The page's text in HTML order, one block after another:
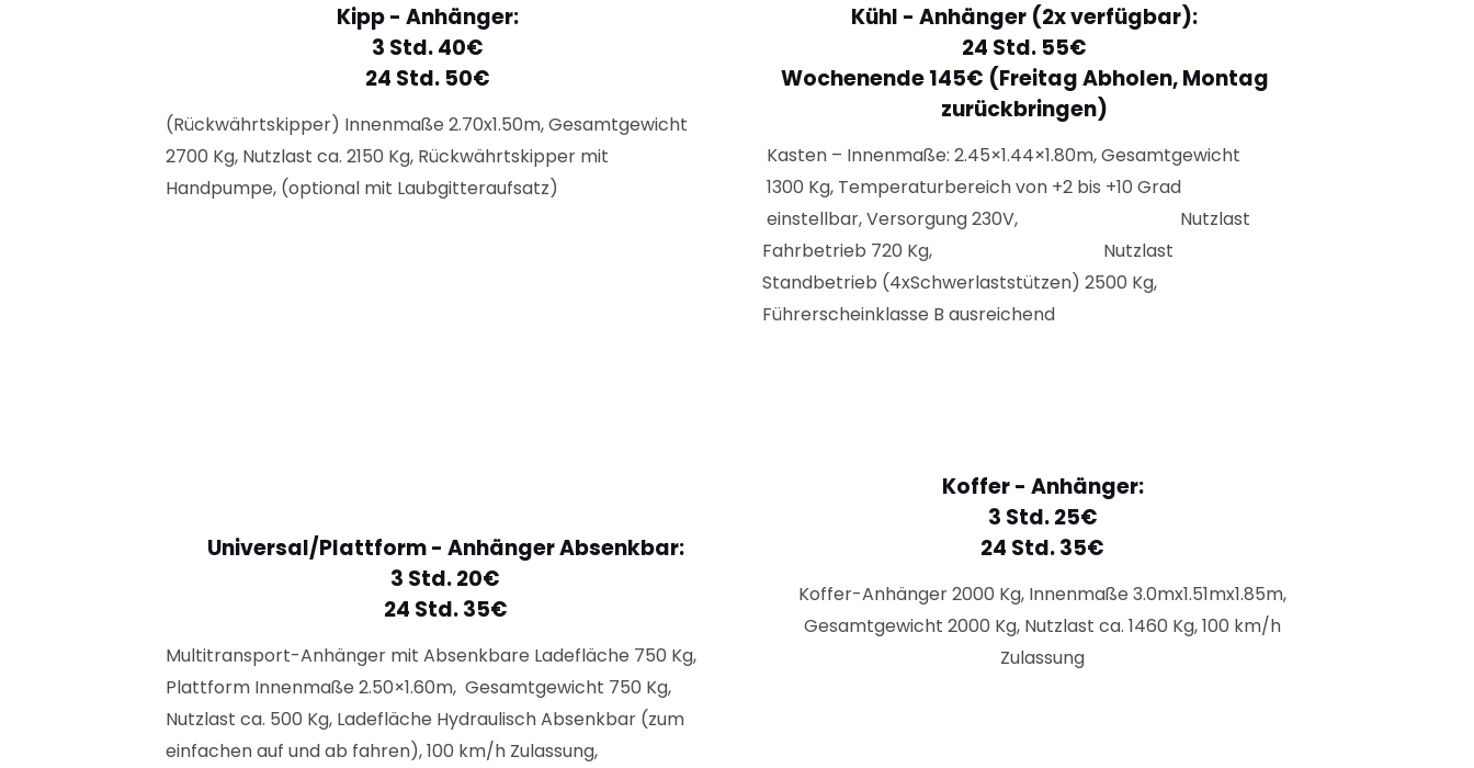
Kipp - Anhänger:
3 Std. 40€
24 Std. 50€
(Rückwährtskipper) Innenmaße 2.70x1.50m, Gesamtgewicht
2700 Kg, Nutzlast ca. 2150 Kg, Rückwährtskipper mit
Handpumpe, (optional mit Laubgitteraufsatz)
Kühl - Anhänger (2x verfügbar):
24 Std. 55€
Wochenende 145€ (Freitag Abholen, Montag
zurückbringen)
Kasten – Innenmaße: 2.45×1.44×1.80m, Gesamtgewicht
1300 Kg, Temperaturbereich von +2 bis +10 Grad
einstellbar, Versorgung 230V, Nutzlast
Fahrbetrieb 720 Kg, Nutzlast
Standbetrieb (4xSchwerlaststützen) 2500 Kg,
Führerscheinklasse B ausreichend
Universal/Plattform - Anhänger Absenkbar:
3 Std. 20€
24 Std. 35€
Multitransport-Anhänger mit Absenkbare Ladefläche 750 Kg,
Plattform Innenmaße 2.50×1.60m, Gesamtgewicht 750 Kg,
Nutzlast ca. 500 Kg, Ladefläche Hydraulisch Absenkbar (zum
einfachen auf und ab fahren), 100 km/h Zulassung,
Koffer - Anhänger:
3 Std. 25€
24 Std. 35€
Koffer-Anhänger 2000 Kg, Innenmaße 3.0mx1.51mx1.85m,
Gesamtgewicht 2000 Kg, Nutzlast ca. 1460 Kg, 100 km/h
Zulassung